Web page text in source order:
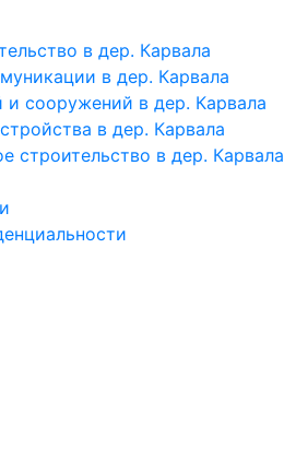
в дер. Карвала
в дер. Карвала
и сооружений в дер. Карвала
в дер. Карвала
строительство в дер. Карвала